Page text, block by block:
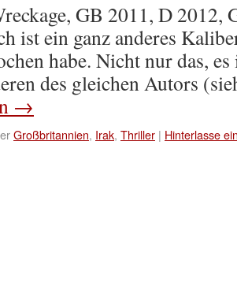
GB 2011, D 2012,
ist ein ganz anderes
habe. Nicht nur das, es
des gleichen Autors
→
Großbritannien, Irak, Thriller | Hinterlasse